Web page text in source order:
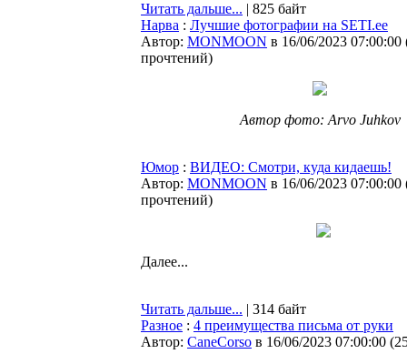
Читать дальше... | 825 байт
Нарва : Лучшие фотографии на SETI.ee
Автор: MONMOON в 16/06/2023 07:00:00
прочтений)
Автор фото: Arvo Juhkov
Юмор : ВИДЕО: Смотри, куда кидаешь!
Автор: MONMOON в 16/06/2023 07:00:00
прочтений)
Далее...
Читать дальше... | 314 байт
Разное : 4 преимущества письма от руки
Автор: CaneCorso в 16/06/2023 07:00:00 (